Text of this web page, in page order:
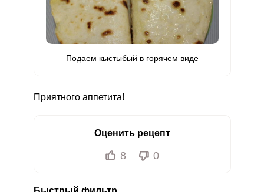
Подаем кыстыбый в горячем виде
Приятного аппетита!
Оценить рецепт
8 0